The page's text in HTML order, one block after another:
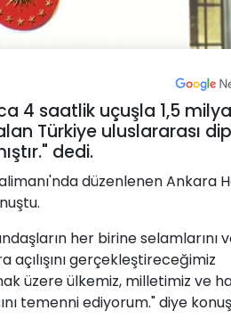
4 saatlik uçuşla 1,5
Türkiye uluslararası
dedi.
düzenlenen Ankara
her birine selamlarını
gerçekleştireceğimiz
üzere ülkemiz, milletimiz ve
temenni ediyorum." diye